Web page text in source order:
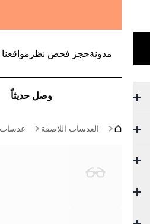
مدونةحجز فحص نظر مواقعنا
وصل حديثاً
العدسات اللاصقة عدسات